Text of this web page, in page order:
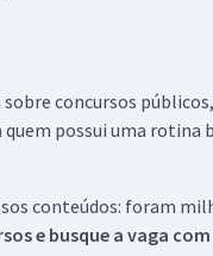
concursos
possui uma
conteúdos: foram
e busque a vaga